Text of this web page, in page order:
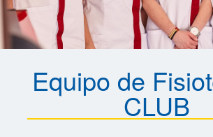
Equipo de
CLUB